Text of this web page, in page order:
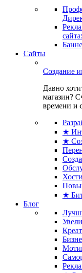
Сайты
Создание
Давно
магазин?
времени и
★
★
★
Блог